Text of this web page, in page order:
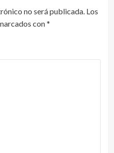
no será publicada. Los
con*